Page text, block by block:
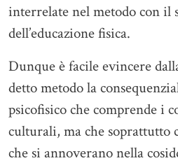
interrelate nel metodo con il
dell’educazione fisica.
Dunque è facile evincere
detto metodo la
psicofisico che comprende i
culturali, ma che soprattutto
che si annoverano nella